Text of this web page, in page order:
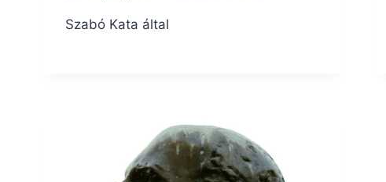
Szabó Kata által